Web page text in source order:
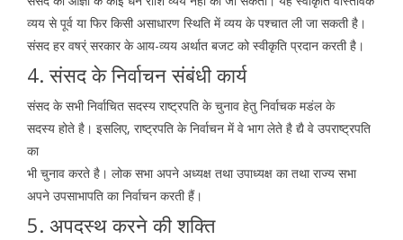
व्यय से पूर्व या फिर किसी असाधारण स्थिति में व्यय के पश्चात ली जा सकती है।
संसद हर वषर्ं सरकार के आय-व्यय अर्थात बजट को स्वीकृति प्रदान करती है।
4. संसद के निर्वाचन संबंधी कार्य
संसद के सभी निर्वाचित सदस्य राष्ट्रपति के चुनाव हेतु निर्वाचक मडंल के
सदस्य होते है। इसलिए, राष्ट्रपति के निर्वाचन में वे भाग लेते है द्यै वे उपराष्ट्रपति
का
भी चुनाव करते है। लोक सभा अपने अध्यक्ष तथा उपाध्यक्ष का तथा राज्य सभा
अपने उपसाभापति का निर्वाचन करती हैं।
5. अपदस्थ करने की शक्ति